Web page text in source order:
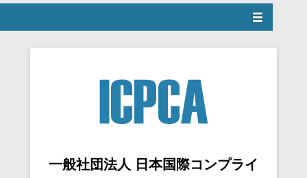
一般社団法人 日本国際コンプライ